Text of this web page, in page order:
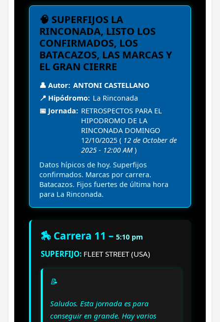
🧠 SUPERFIJOS LA
RINCONADA, LISTO LOS
CONFIRMADOS, LOS
BATACAZOS, LAS MARCAS Y
EL GRAN CIERRE
👤 Autor: ANTONI CASTELLANO
📍 Hipódromo: La Rinconada
📅 Jornada: RETROSPECTOS PARA EL
HIPODROMO DE LA
RINCONADA DOMINGO
12/10/2025 ( 12 de October de
2025 - 12:00 AM )
Datos hípicos de hoy. Superfijos
confirmados. Marcas por carrera.
Batacazos. Fijos fuertes de última hora
para La Rinconada.
🏇 Carrera 11 – 5:10 pm
SUPERFIJO: FLEET STREET (USA)
📝
Saludos. Esta jornada es para
conseguir en grande. Hay varios